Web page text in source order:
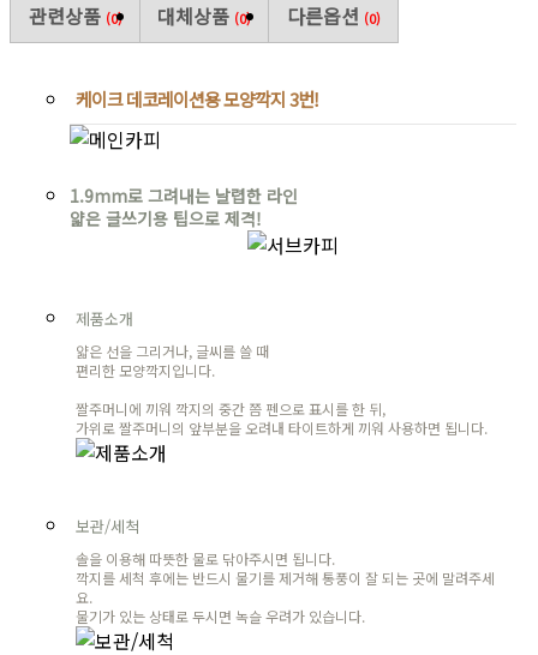
관련상품 (0) 대체상품 (0) 다른옵션 (0)
케이크 데코레이션용 모양깍지 3번!
1.9mm로 그려내는 날렵한 라인
얇은 글쓰기용 팁으로 제격!
제품소개
얇은 선을 그리거나, 글씨를 쓸 때
편리한 모양깍지입니다.
짤주머니에 끼워 깍지의 중간 쯤 펜으로 표시를 한 뒤,
가위로 짤주머니의 앞부분을 오려내 타이트하게 끼워 사용하면 됩니다.
보관/세척
솔을 이용해 따뜻한 물로 닦아주시면 됩니다.
깍지를 세척 후에는 반드시 물기를 제거해 통풍이 잘 되는 곳에 말려주세
요.
물기가 있는 상태로 두시면 녹슬 우려가 있습니다.